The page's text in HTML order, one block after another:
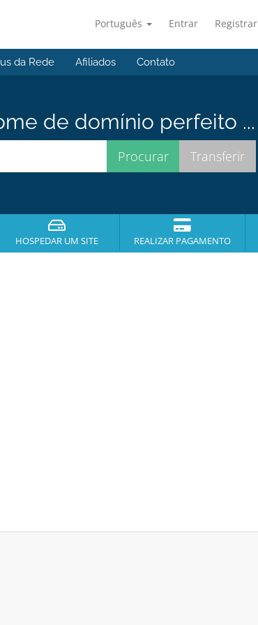
Português Entrar Registrar
da Rede Afiliados Contato
de domínio perfeito ...
HOSPEDAR UM SITE REALIZAR PAGAMENTO